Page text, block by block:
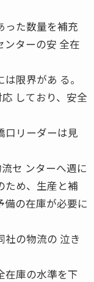
った数量を補充
ンターの安 全在
限界があ る。
しており、安全
口リーダーは見
セ ンターへ週に
ため、生産と補
備の在庫が必要に
社の物流の 泣き
在庫の水準を下